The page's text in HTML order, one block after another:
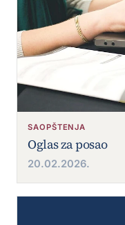
SAOPŠTENJA
Oglas za posao
20.02.2026.